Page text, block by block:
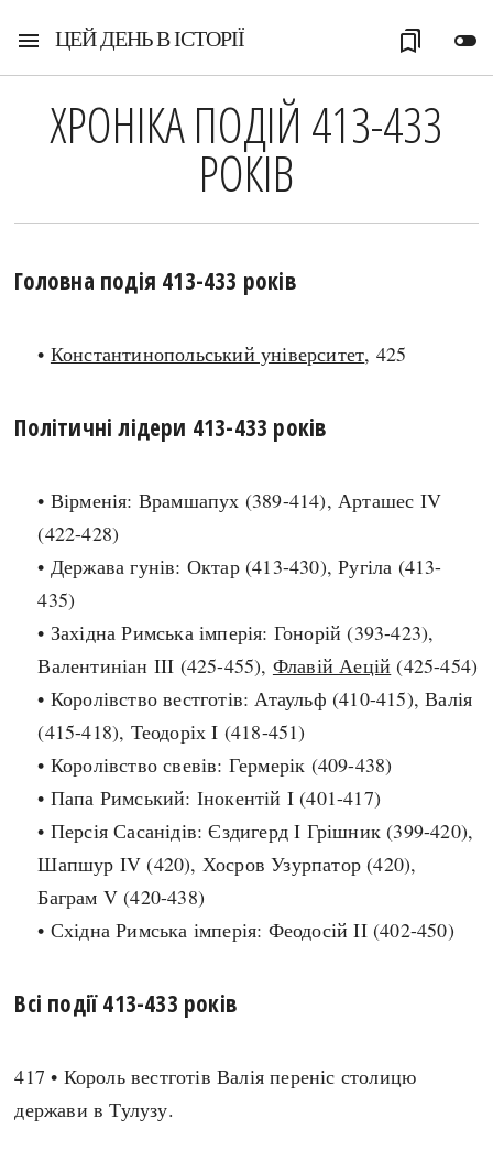
menu ЦЕЙ ДЕНЬ В ІСТОРІЇ toggle_off
bookmarks
СЬОГОДНІ
ЗАГОЛОВКИ
ПРАВИЛА ЖИТТЯ
ВИ (НЕ) ЗНАЛИ
ПОДКАСТИ
КРУГЛІ ДАТИ
КАРТИ
НОТА БЕНЕ
ФОТОІСТОРІЇ
ІНФОГРАФІКА
ПРЯМА МОВА
МОЯ ІСТОРІЯ
Архітектура і будівництво
Катастрофи
Кримінал
Україна радянська
ХРОНІКА ПОДІЙ 413-433
РОКІВ
Головна подія 413-433 років
• Константинопольський університет, 425
Політичні лідери 413-433 років
• Вірменія: Врамшапух (389-414), Арташес IV
(422-428)
• Держава гунів: Октар (413-430), Ругіла (413-
435)
• Західна Римська імперія: Гонорій (393-423),
Валентиніан III (425-455), Флавій Аецій (425-454)
• Королівство вестготів: Атаульф (410-415), Валія
(415-418), Теодоріх I (418-451)
• Королівство свевів: Гермерік (409-438)
• Папа Римський: Інокентій I (401-417)
• Персія Сасанідів: Єздигерд I Грішник (399-420),
Шапшур IV (420), Хосров Узурпатор (420),
Баграм V (420-438)
• Східна Римська імперія: Феодосій II (402-450)
Всі події 413-433 років
417 • Король вестготів Валія переніс столицю
держави в Тулузу.